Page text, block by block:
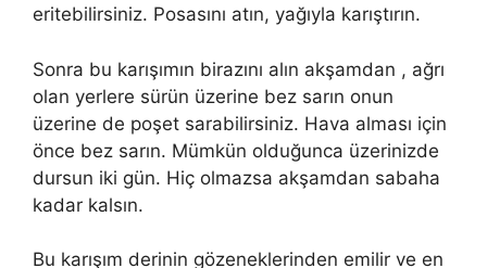
eritebilirsiniz. Posasını atın, yağıyla karıştırın.
Sonra bu karışımın birazını alın akşamdan , ağrı
olan yerlere sürün üzerine bez sarın onun
üzerine de poşet sarabilirsiniz. Hava alması için
önce bez sarın. Mümkün olduğunca üzerinizde
dursun iki gün. Hiç olmazsa akşamdan sabaha
kadar kalsın.
Bu karışım derinin gözeneklerinden emilir ve en